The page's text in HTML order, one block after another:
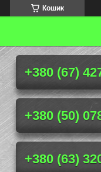
Кошик
+380 (67)
+380 (50)
+380 (63)